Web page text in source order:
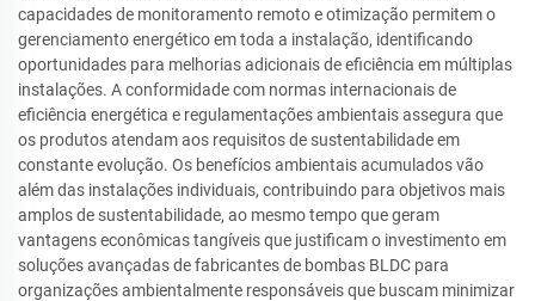
capacidades de monitoramento remoto e otimização permitem o
gerenciamento energético em toda a instalação, identificando
oportunidades para melhorias adicionais de eficiência em múltiplas
instalações. A conformidade com normas internacionais de
eficiência energética e regulamentações ambientais assegura que
os produtos atendam aos requisitos de sustentabilidade em
constante evolução. Os benefícios ambientais acumulados vão
além das instalações individuais, contribuindo para objetivos mais
amplos de sustentabilidade, ao mesmo tempo que geram
vantagens econômicas tangíveis que justificam o investimento em
soluções avançadas de fabricantes de bombas BLDC para
organizações ambientalmente responsáveis que buscam minimizar